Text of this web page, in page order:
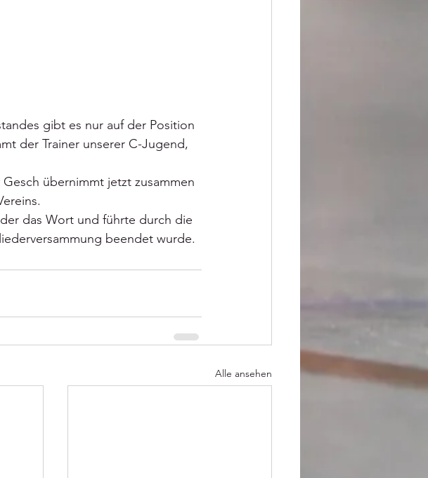
gibt es nur auf der Position
der Trainer unserer C-Jugend,
übernimmt jetzt zusammen
das Wort und führte durch die
beendet wurde.
Alle ansehen